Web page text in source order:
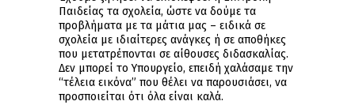
Παιδείας τα σχολεία, ώστε να δούμε τα
προβλήματα με τα μάτια μας – ειδικά σε
σχολεία με ιδιαίτερες ανάγκες ή σε αποθήκες
που μετατρέπονται σε αίθουσες διδασκαλίας.
Δεν μπορεί το Υπουργείο, επειδή χαλάσαμε την
“τέλεια εικόνα” που θέλει να παρουσιάσει, να
προσποιείται ότι όλα είναι καλά.